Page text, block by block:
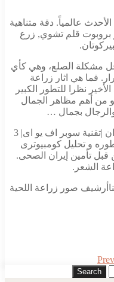
عالمياً. دقة متناهية
بروبوت قلم تشوي, زرع
مشكلة الصلع، وهي كأي
فما هي اثار زراعة
نظرا للتطور الكبير
من أهم مظاهر الجمال
بجمال …
مرکز الإختصاصی لزراعة الشعرفی إیران |تقنیة سوبر اف یو ای| 3
و تحلیل کومبیوتری
تأمین إیران الصحی.
الشعر.
صور زراعة اللحیة
Search